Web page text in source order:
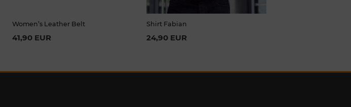
Women’s Leather Belt
41,90 EUR
Shirt Fabian
24,90 EUR